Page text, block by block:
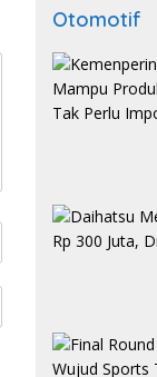
Otomotif